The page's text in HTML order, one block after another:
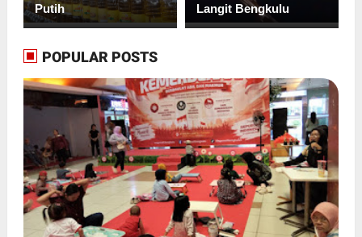
Putih
Langit Bengkulu
POPULAR POSTS